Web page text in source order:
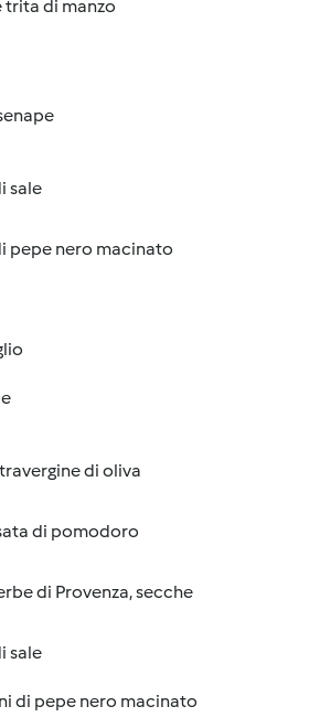
trita di manzo
sale
pepe nero macinato
di oliva
di pomodoro
di Provenza, secche
sale
di pepe nero macinato